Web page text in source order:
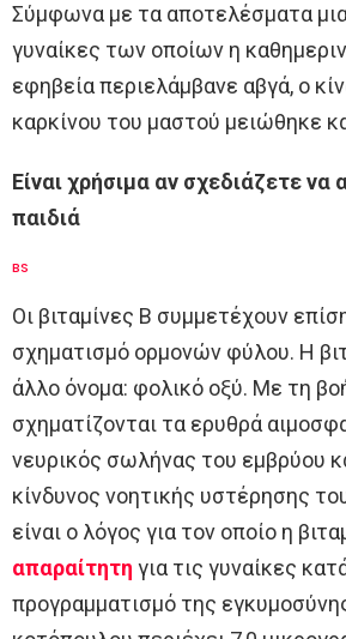
Σύμφωνα με τα αποτελέσματα
γυναίκες των οποίων η
εφηβεία περιελάμβανε αβγά, ο
καρκίνου του μαστού μειώθηκε
Είναι χρήσιμα αν σχεδιάζετε
παιδιά
BS
Οι βιταμίνες Β συμμετέχουν
σχηματισμό ορμονών φύλου. Η
άλλο όνομα: φολικό οξύ. Με τη
σχηματίζονται τα ερυθρά
νευρικός σωλήνας του εμβρύου
κίνδυνος νοητικής υστέρησης
είναι ο λόγος για τον οποίο η
απαραίτητη για τις γυναίκες
προγραμματισμό της